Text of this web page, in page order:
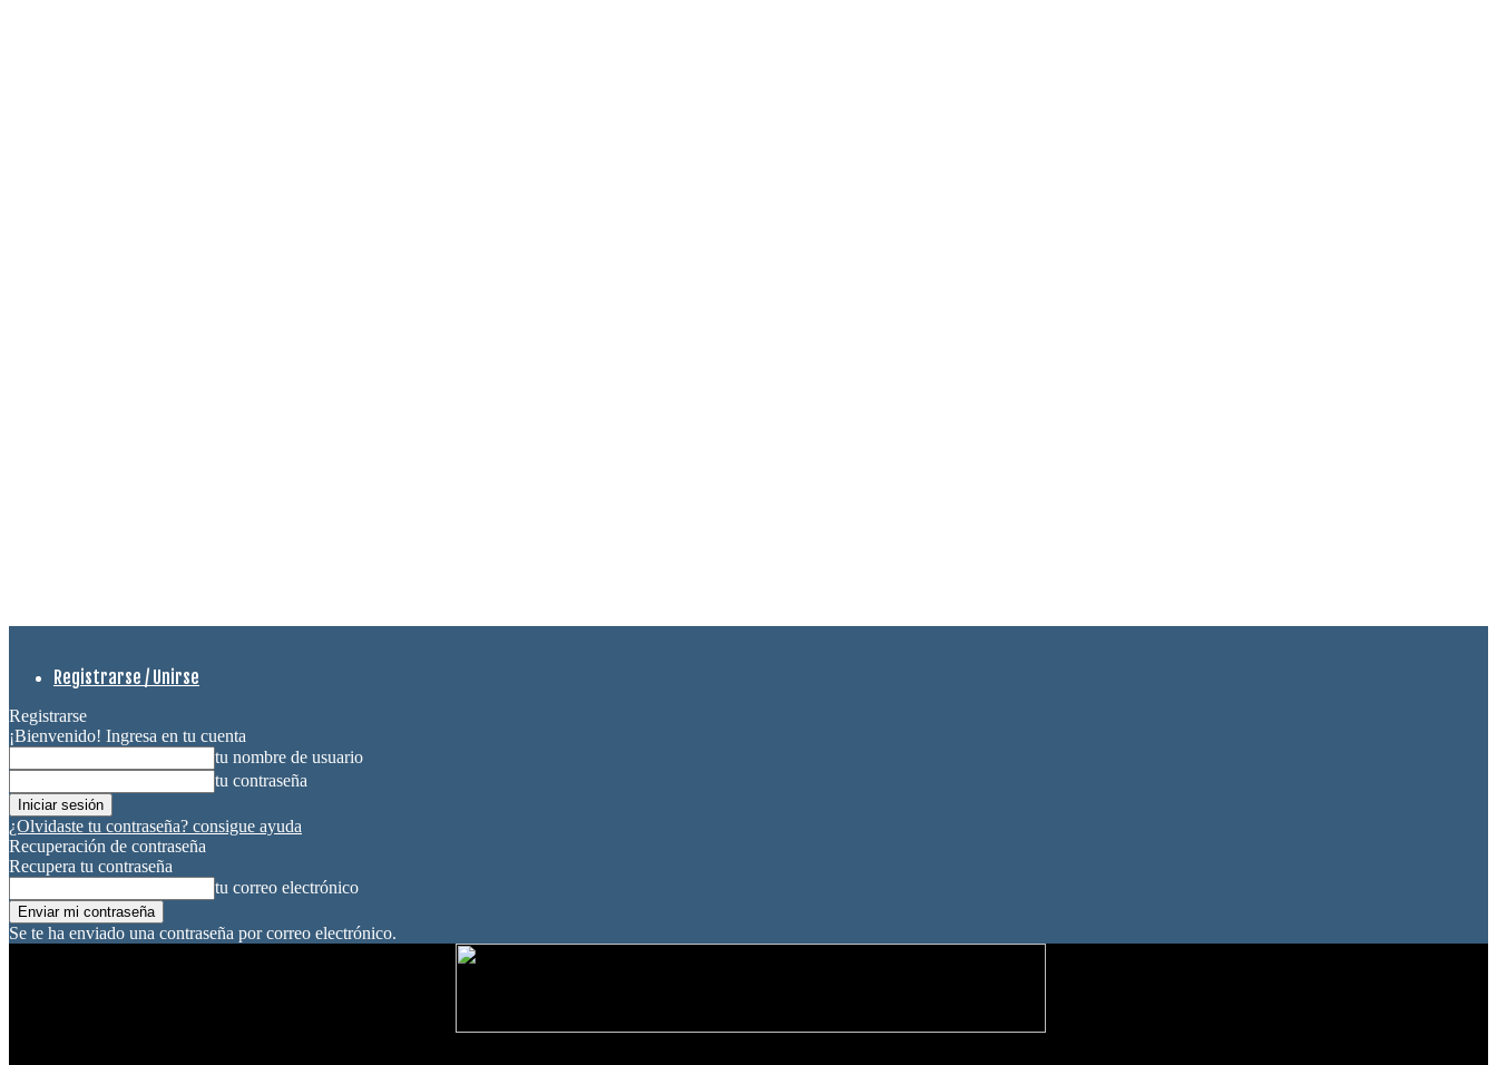
Registrarse / Unirse
Registrarse
¡Bienvenido! Ingresa en tu cuenta
tu nombre de usuario
tu contraseña
¿Olvidaste tu contraseña? consigue ayuda
Recuperación de contraseña
Recupera tu contraseña
tu correo electrónico
Se te ha enviado una contraseña por correo electrónico.